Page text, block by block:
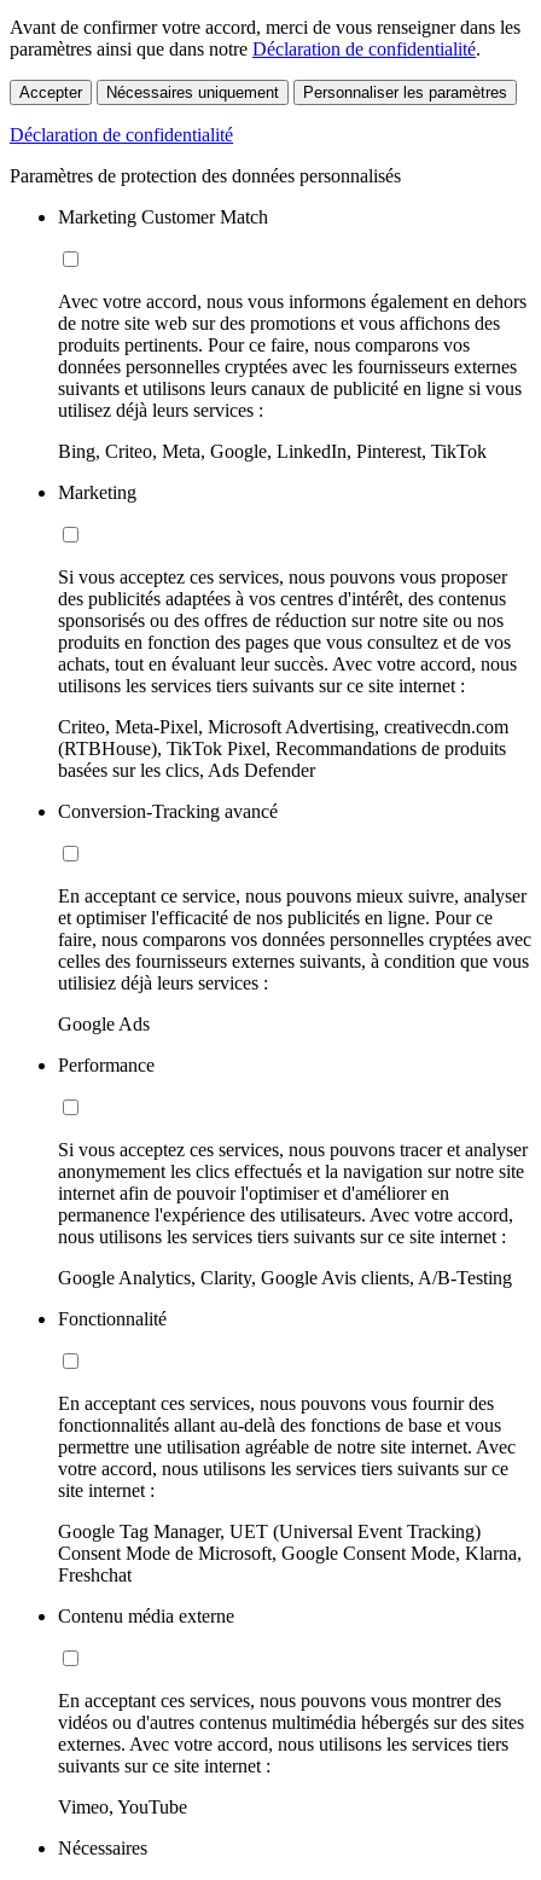
Avant de confirmer votre accord, merci de vous renseigner dans les
paramètres ainsi que dans notre Déclaration de confidentialité.
Accepter Nécessaires uniquement Personnaliser les paramètres
Déclaration de confidentialité
Paramètres de protection des données personnalisés
Marketing Customer Match
Avec votre accord, nous vous informons également en dehors
de notre site web sur des promotions et vous affichons des
produits pertinents. Pour ce faire, nous comparons vos
données personnelles cryptées avec les fournisseurs externes
suivants et utilisons leurs canaux de publicité en ligne si vous
utilisez déjà leurs services :
Bing, Criteo, Meta, Google, LinkedIn, Pinterest, TikTok
Marketing
Si vous acceptez ces services, nous pouvons vous proposer
des publicités adaptées à vos centres d'intérêt, des contenus
sponsorisés ou des offres de réduction sur notre site ou nos
produits en fonction des pages que vous consultez et de vos
achats, tout en évaluant leur succès. Avec votre accord, nous
utilisons les services tiers suivants sur ce site internet :
Criteo, Meta-Pixel, Microsoft Advertising, creativecdn.com
(RTBHouse), TikTok Pixel, Recommandations de produits
basées sur les clics, Ads Defender
Conversion-Tracking avancé
En acceptant ce service, nous pouvons mieux suivre, analyser
et optimiser l'efficacité de nos publicités en ligne. Pour ce
faire, nous comparons vos données personnelles cryptées avec
celles des fournisseurs externes suivants, à condition que vous
utilisiez déjà leurs services :
Google Ads
Performance
Si vous acceptez ces services, nous pouvons tracer et analyser
anonymement les clics effectués et la navigation sur notre site
internet afin de pouvoir l'optimiser et d'améliorer en
permanence l'expérience des utilisateurs. Avec votre accord,
nous utilisons les services tiers suivants sur ce site internet :
Google Analytics, Clarity, Google Avis clients, A/B-Testing
Fonctionnalité
En acceptant ces services, nous pouvons vous fournir des
fonctionnalités allant au-delà des fonctions de base et vous
permettre une utilisation agréable de notre site internet. Avec
votre accord, nous utilisons les services tiers suivants sur ce
site internet :
Google Tag Manager, UET (Universal Event Tracking)
Consent Mode de Microsoft, Google Consent Mode, Klarna,
Freshchat
Contenu média externe
En acceptant ces services, nous pouvons vous montrer des
vidéos ou d'autres contenus multimédia hébergés sur des sites
externes. Avec votre accord, nous utilisons les services tiers
suivants sur ce site internet :
Vimeo, YouTube
Nécessaires